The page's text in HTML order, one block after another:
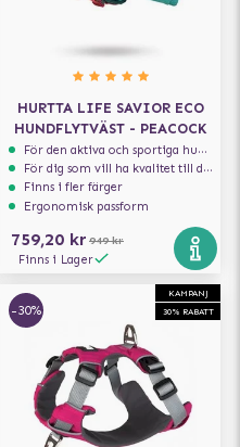
HURTTA LIFE SAVIOR ECO
HUNDFLYTVÄST - PEACOCK
För den aktiva och sportiga hunden
För dig som vill ha kvalitet till din hund!
Finns i fler färger
Ergonomisk passform
759,20 kr 949 kr
Finns i Lager
KAMPANJ
30% RABATT
-30%